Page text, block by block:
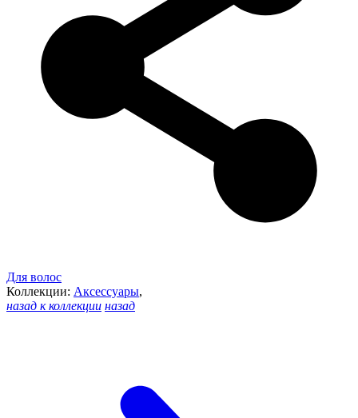
Для волос
Коллекции: Аксессуары,
назад к коллекции назад